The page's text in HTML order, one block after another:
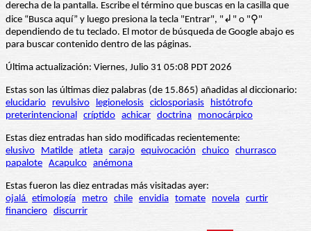
derecha de la pantalla. Escribe el término que buscas en la casilla que
dice “Busca aquí” y luego presiona la tecla "Entrar", "↲" o "⚲"
dependiendo de tu teclado. El motor de búsqueda de Google abajo es
para buscar contenido dentro de las páginas.
Última actualización: Viernes, Julio 31 05:08 PDT 2026
Estas son las últimas diez palabras (de 15.865) añadidas al diccionario:
elucidario
revulsivo legionelosis ciclosporiasis
histótrofo
preterintencional críptido achicar doctrina monocárpico
Estas diez entradas han sido modificadas recientemente:
elusivo
Matilde atleta carajo equivocación chuico churrasco
papalote Acapulco anémona
Estas fueron las diez entradas más visitadas ayer:
ojalá etimología metro chile envidia tomate novela curtir
financiero discurrir